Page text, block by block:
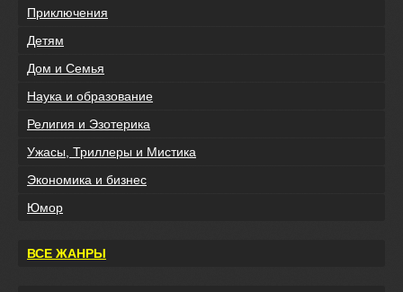
Приключения
Детям
Дом и Семья
Наука и образование
Религия и Эзотерика
Ужасы, Триллеры и Мистика
Экономика и бизнес
Юмор
ВСЕ ЖАНРЫ